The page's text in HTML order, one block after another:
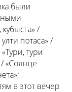
были
/
потаса» /
тури
«Солнце
в этот вечер